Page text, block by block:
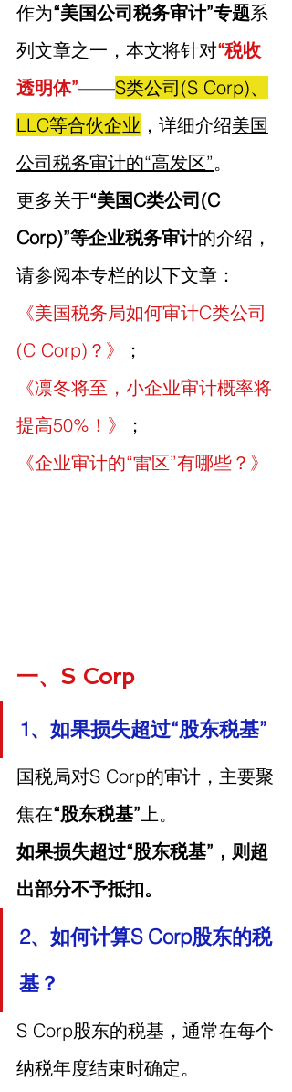
作为“美国公司税务审计”专题系
列文章之一，本文将针对“税收
透明体”——S类公司(S Corp)、
LLC等合伙企业 ，详细介绍美国
公司税务审计的“高发区”。
更多关于“美国C类公司(C
Corp)”等企业税务审计的介绍，
请参阅本专栏的以下文章：
《美国税务局如何审计C类公司
(C Corp)？》
；
《凛冬将至，小企业审计概率将
提高50%！ 》
；
《企业审计的“雷区”有哪些？ 》
一、S Corp
1、如果损失超过“股东税基”
国税局对S Corp的审计，主要聚
焦在“股东税基” 上。
如果损失超过“股东税基”，则超
出部分不予抵扣。
2、如何计算S Corp股东的税
基？
S Corp股东的税基，通常在每个
纳税年度结束时确定。